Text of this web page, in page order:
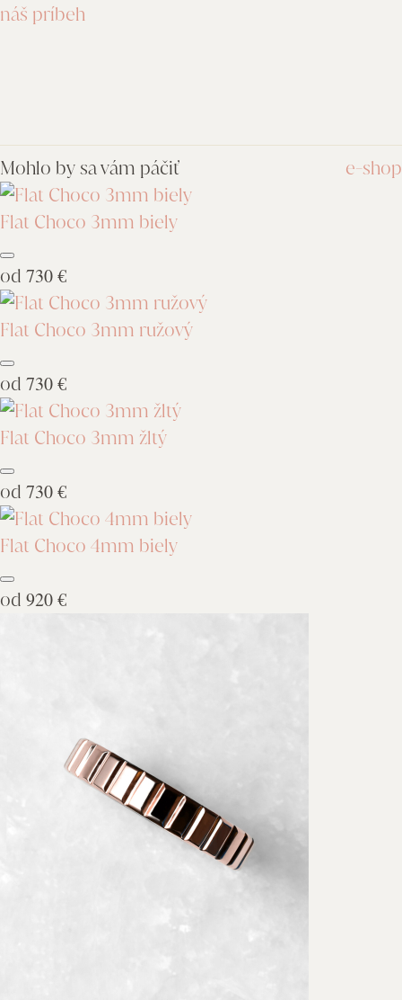
náš príbeh
e-shop
Mohlo by sa vám páčiť
Flat Choco 3mm biely
od 730 €
Flat Choco 3mm ružový
od 730 €
Flat Choco 3mm žltý
od 730 €
Flat Choco 4mm biely
od 920 €